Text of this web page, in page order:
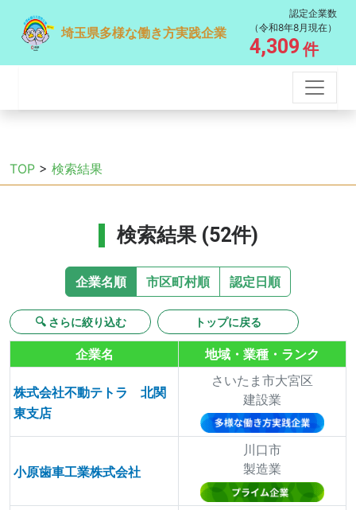
埼玉県多様な働き方実践企業
認定企業数
（令和8年8月現在）
4,309 件
TOP > 検索結果
検索結果 (52件)
企業名順 市区町村順 認定日順
🔍 さらに絞り込む トップに戻る
企業名 地域・業種・ランク
株式会社不動テトラ 北関
東支店
さいたま市大宮区
建設業
小原歯車工業株式会社
川口市
製造業